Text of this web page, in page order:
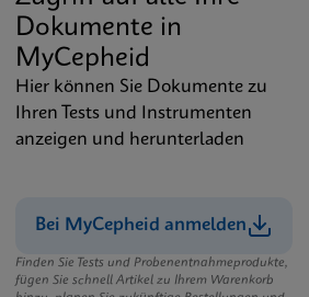
Dokumente in
MyCepheid
Hier können Sie Dokumente zu
Ihren Tests und Instrumenten
anzeigen und herunterladen
Bei MyCepheid anmelden
Finden Sie Tests und Probenentnahmeprodukte,
fügen Sie schnell Artikel zu Ihrem Warenkorb